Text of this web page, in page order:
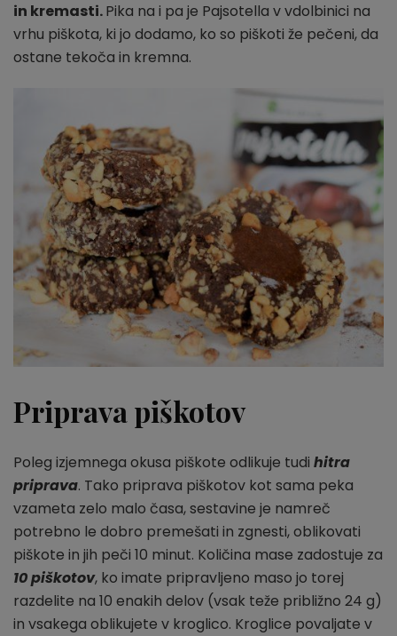
in kremasti.Pika na i pa je Pajsotella v vdolbinici na
vrhu piškota, ki jo dodamo, ko so piškoti že pečeni, da
ostane tekoča in kremna.
Priprava piškotov
Poleg izjemnega okusa piškote odlikuje tudi hitra
priprava. Tako priprava piškotov kot sama peka
vzameta zelo malo časa, sestavine je namreč
potrebno le dobro premešati in zgnesti, oblikovati
piškote in jih peči 10 minut. Količina mase zadostuje za
10 piškotov, ko imate pripravljeno maso jo torej
razdelite na 10 enakih delov (vsak teže približno 24 g)
in vsakega oblikujete v kroglico. Kroglice povaljate v